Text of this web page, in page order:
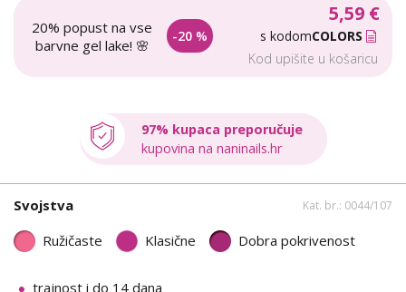
20% popust na vse
barvne gel lake! 🌸
-20 %
5,59 €
s kodomCOLORS
Kod upišite u košaricu
97% kupaca preporučuje
kupovina na naninails.hr
Svojstva Kat. br.: 0044/107
Ružičaste Klasične Dobra pokrivenost
trajnost i do 14 dana